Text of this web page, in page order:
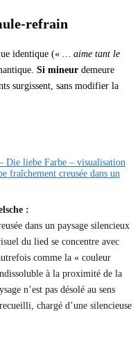
refrain
identique («
… aime tant le
Si mineur demeure
surgissent, sans modifier la
:
dans un paysage silencieux
du lied se concentre avec
comme la « couleur
à la proximité de la
n’est pas désolé au sens
chargé d’une silencieuse